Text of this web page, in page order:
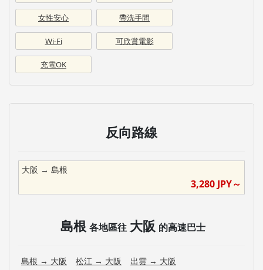
女性安心 帶洗手間
Wi-Fi 可欣賞電影
充電OK
反向路線
大阪 → 島根
3,280 JPY～
島根 各地區往 大阪 的高速巴士
島根 → 大阪 松江 → 大阪 出雲 → 大阪